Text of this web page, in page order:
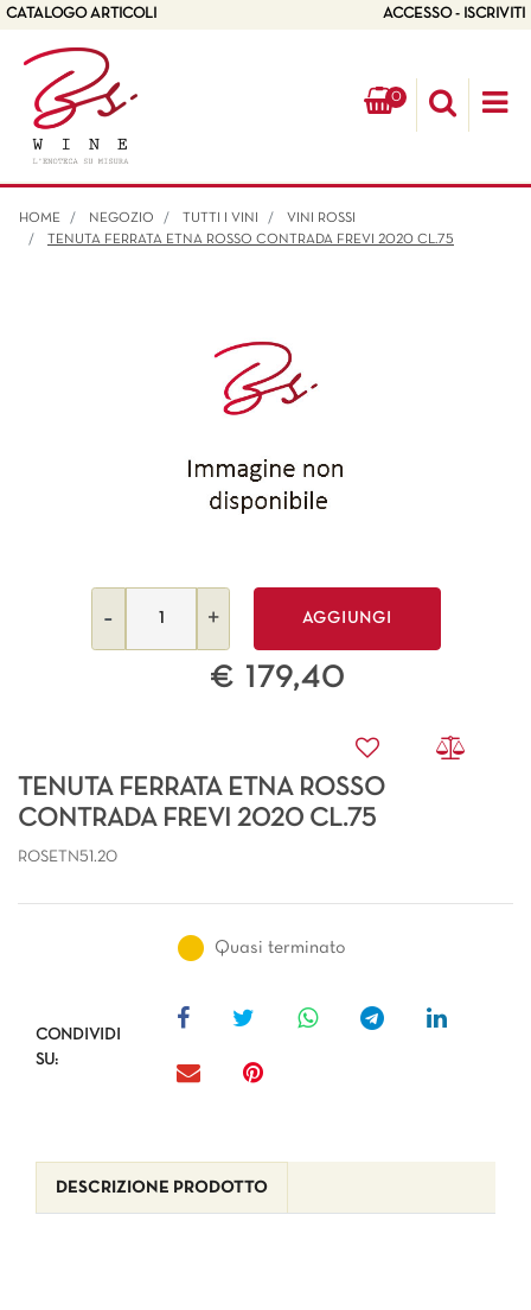
CATALOGO ARTICOLI ACCESSO - ISCRIVITI
0
HOME NEGOZIO TUTTI I VINI
VINI ROSSI
TENUTA FERRATA ETNA ROSSO CONTRADA FREVI 2020 CL.75
AGGIUNGI
€ 179,40
TENUTA FERRATA ETNA ROSSO
CONTRADA FREVI 2020 CL.75
ROSETN51.20
Quasi terminato
CONDIVIDI
SU:
DESCRIZIONE PRODOTTO